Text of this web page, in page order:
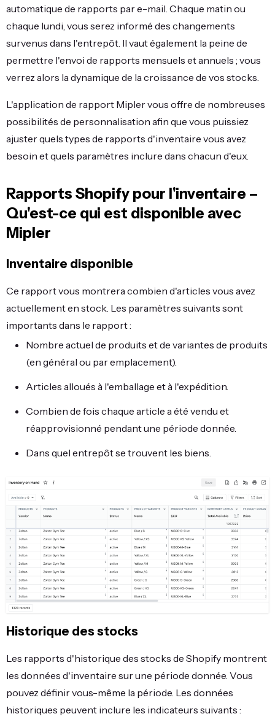
automatique de rapports par e-mail. Chaque matin ou
chaque lundi, vous serez informé des changements
survenus dans l'entrepôt. Il vaut également la peine de
permettre l'envoi de rapports mensuels et annuels ; vous
verrez alors la dynamique de la croissance de vos stocks.
L'application de rapport Mipler vous offre de nombreuses
possibilités de personnalisation afin que vous puissiez
ajuster quels types de rapports d'inventaire vous avez
besoin et quels paramètres inclure dans chacun d'eux.
Rapports Shopify pour l'inventaire –
Qu'est-ce qui est disponible avec
Mipler
Inventaire disponible
Ce rapport vous montrera combien d'articles vous avez
actuellement en stock. Les paramètres suivants sont
importants dans le rapport :
Nombre actuel de produits et de variantes de produits
(en général ou par emplacement).
Articles alloués à l'emballage et à l'expédition.
Combien de fois chaque article a été vendu et
réapprovisionné pendant une période donnée.
Dans quel entrepôt se trouvent les biens.
Historique des stocks
Les rapports d'historique des stocks de Shopify montrent
les données d'inventaire sur une période donnée. Vous
pouvez définir vous-même la période. Les données
historiques peuvent inclure les indicateurs suivants :